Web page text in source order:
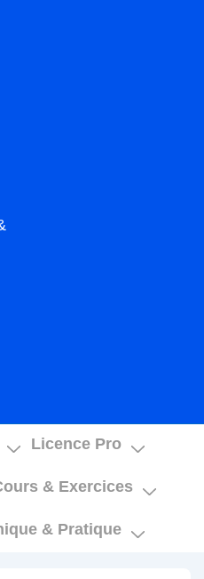
Licence Pro
& Exercices
& Pratique